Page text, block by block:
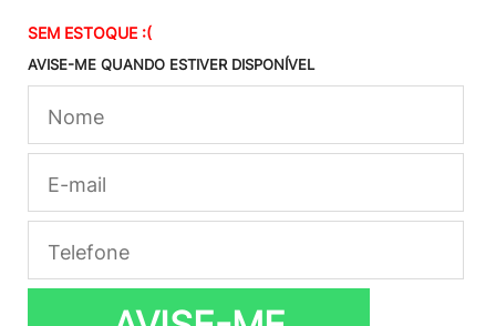
SEM ESTOQUE :(
AVISE-ME QUANDO ESTIVER DISPONÍVEL